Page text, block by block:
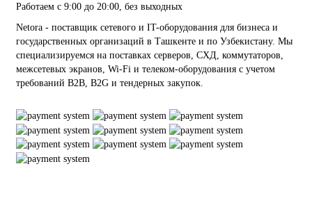
Работаем с 9:00 до 20:00, без выходных
Netora - поставщик сетевого и IT-оборудования для бизнеса и
государственных организаций в Ташкенте и по Узбекистану. Мы
специализируемся на поставках серверов, СХД, коммутаторов,
межсетевых экранов, Wi-Fi и телеком-оборудования с учетом
требований B2B, B2G и тендерных закупок.